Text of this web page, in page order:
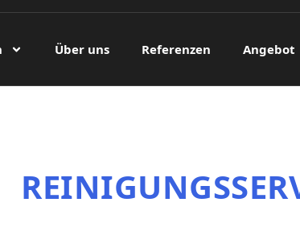
Über uns Referenzen Angebot